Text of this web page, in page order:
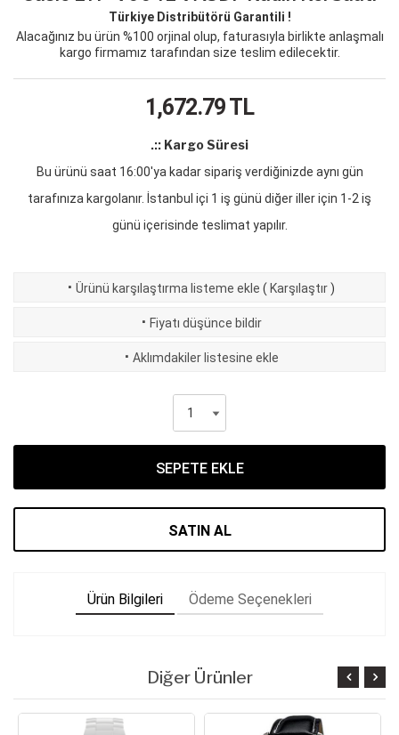
Türkiye Distribütörü Garantili !
Alacağınız bu ürün %100 orjinal olup, faturasıyla birlikte anlaşmalı
kargo firmamız tarafından size teslim edilecektir.
1,672.79TL
.:: Kargo Süresi
Bu ürünü saat 16:00'ya kadar sipariş verdiğinizde aynı gün
tarafınıza kargolanır. İstanbul içi 1 iş günü diğer iller için 1-2 iş
günü içerisinde teslimat yapılır.
· Ürünü karşılaştırma listeme ekle ( Karşılaştır )
· Fiyatı düşünce bildir
· Aklımdakiler listesine ekle
SEPETE EKLE
SATIN AL
Ürün Bilgileri Ödeme Seçenekleri
Diğer Ürünler